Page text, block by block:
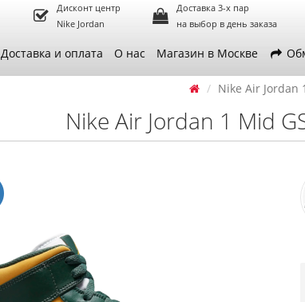
Дисконт центр
Nike Jordan
Доставка 3-х пар
на выбор в день заказа
Доставка и оплата О нас Магазин в Москве
Nike Air Jordan
Nike Air Jordan 1 Mid